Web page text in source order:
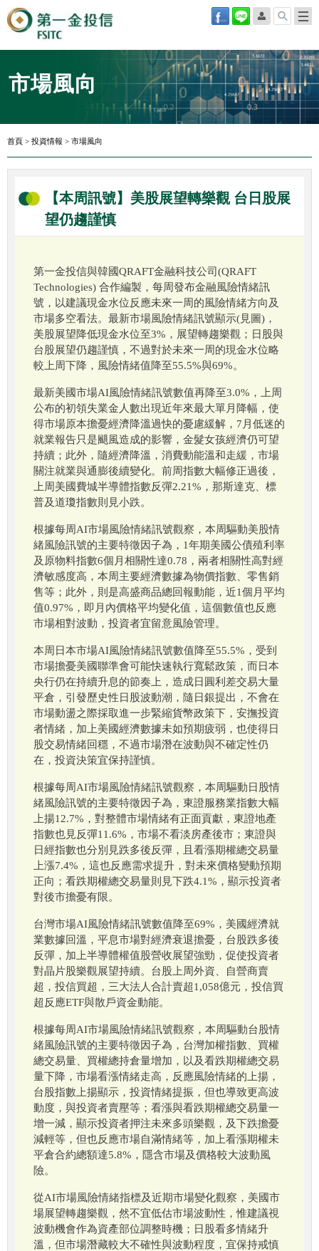
市場風向
首頁 > 投資情報 > 市場風向
【本周訊號】美股展望轉樂觀 台日股展
望仍趨謹慎
第一金投信與韓國QRAFT金融科技公司(QRAFT
Technologies) 合作編製，每周發布金融風險情緒訊
號，以建議現金水位反應未來一周的風險情緒方向及
市場多空看法。最新市場風險情緒訊號顯示(見圖)，
美股展望降低現金水位至3%，展望轉趨樂觀；日股與
台股展望仍趨謹慎，不過對於未來一周的現金水位略
較上周下降，風險情緒值降至55.5%與69%。
最新美國市場AI風險情緒訊號數值再降至3.0%，上周
公布的初領失業金人數出現近年來最大單月降幅，使
得市場原本擔憂經濟降溫過快的憂慮緩解，7月低迷的
就業報告只是颶風造成的影響，金髮女孩經濟仍可望
持續；此外，隨經濟降溫，消費動能溫和走緩，市場
關注就業與通膨後續變化。前周指數大幅修正過後，
上周美國費城半導體指數反彈2.21%，那斯達克、標
普及道瓊指數則見小跌。
根據每周AI市場風險情緒訊號觀察，本周驅動美股情
緒風險訊號的主要特徵因子為，1年期美國公債殖利率
及原物料指數6個月相關性達0.78，兩者相關性高對經
濟敏感度高，本周主要經濟數據為物價指數、零售銷
售等；此外，則是高盛商品總回報動能，近1個月平均
值0.97%，即月內價格平均變化值，這個數值也反應
市場相對波動，投資者宜留意風險管理。
本周日本市場AI風險情緒訊號數值降至55.5%，受到
市場擔憂美國聯準會可能快速執行寬鬆政策，而日本
央行仍在持續升息的節奏上，造成日圓利差交易大量
平倉，引發歷史性日股波動潮，隨日銀提出，不會在
市場動盪之際採取進一步緊縮貨幣政策下，安撫投資
者情緒，加上美國經濟數據未如預期疲弱，也使得日
股交易情緒回穩，不過市場潛在波動與不確定性仍
在，投資決策宜保持謹慎。
根據每周AI市場風險情緒訊號觀察，本周驅動日股情
緒風險訊號的主要特徵因子為，東證服務業指數大幅
上揚12.7%，對整體市場情緒有正面貢獻，東證地產
指數也見反彈11.6%，市場不看淡房產後市；東證與
日經指數也分別見跌多後反彈，且看漲期權總交易量
上漲7.4%，這也反應需求提升，對未來價格變動預期
正向；看跌期權總交易量則見下跌4.1%，顯示投資者
對後市擔憂有限。
台灣市場AI風險情緒訊號數值降至69%，美國經濟就
業數據回溫，平息市場對經濟衰退擔憂，台股跌多後
反彈，加上半導體權值股營收展望強勁，促使投資者
對晶片股樂觀展望持續。台股上周外資、自營商賣
超，投信買超，三大法人合計賣超1,058億元，投信買
超反應ETF與散戶資金動能。
根據每周AI市場風險情緒訊號觀察，本周驅動台股情
緒風險訊號的主要特徵因子為，台灣加權指數、買權
總交易量、買權總持倉量增加，以及看跌期權總交易
量下降，市場看漲情緒走高，反應風險情緒的上揚，
台股指數上揚顯示，投資情緒提振，但也導致更高波
動度，與投資者賣壓等；看漲與看跌期權總交易量一
增一減，顯示投資者押注未來多頭樂觀，及下跌擔憂
減輕等，但也反應市場自滿情緒等，加上看漲期權未
平倉合約總額達5.8%，隱含市場及價格較大波動風
險。
從AI市場風險情緒指標及近期市場變化觀察，美國市
場展望轉趨樂觀，然不宜低估市場波動性，惟建議視
波動機會作為資產部位調整時機；日股看多情緒升
溫，但市場潛藏較大不確性與波動程度，宜保持戒慎